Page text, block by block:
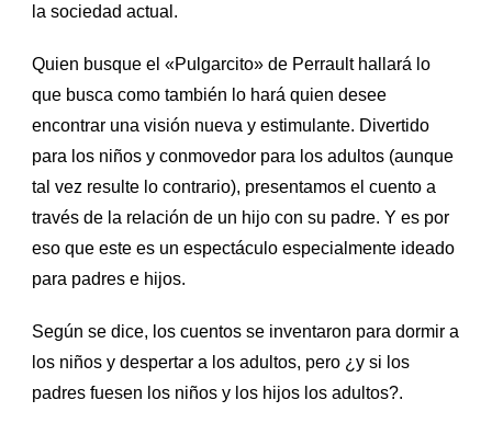
la sociedad actual.
Quien busque el «Pulgarcito» de Perrault hallará lo
que busca como también lo hará quien desee
encontrar una visión nueva y estimulante. Divertido
para los niños y conmovedor para los adultos (aunque
tal vez resulte lo contrario), presentamos el cuento a
través de la relación de un hijo con su padre. Y es por
eso que este es un espectáculo especialmente ideado
para padres e hijos.
Según se dice, los cuentos se inventaron para dormir a
los niños y despertar a los adultos, pero ¿y si los
padres fuesen los niños y los hijos los adultos?.